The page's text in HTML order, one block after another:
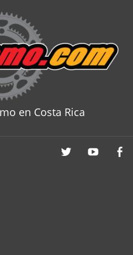
en Costa Rica